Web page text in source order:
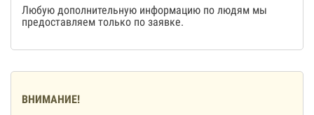
Любую дополнительную информацию по людям мы
предоставляем только по заявке.
ВНИМАНИЕ!